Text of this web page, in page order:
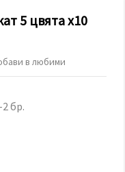
5 цвята x10
в любими
2 бр.